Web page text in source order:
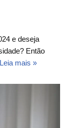
e deseja
Então
Leia mais »